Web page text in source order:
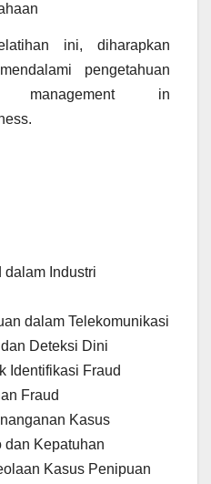
ini, diharapkan
pengetahuan
management in
dalam Industri
dalam Telekomunikasi
Deteksi Dini
Identifikasi Fraud
Fraud
Kasus
dan Kepatuhan
Kasus Penipuan